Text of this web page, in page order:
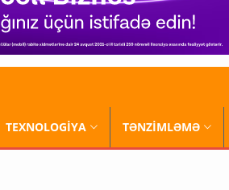
TEXNOLOGİYA TƏNZİMLƏMƏ